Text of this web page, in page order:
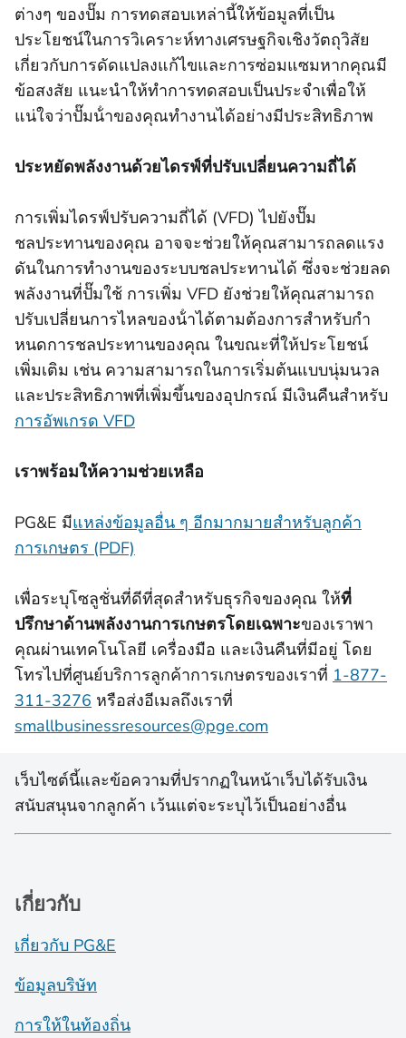
ต่างๆ ของปั๊ม การทดสอบเหล่านี้ให้ข้อมูลที่เป็น
ประโยชน์ในการวิเคราะห์ทางเศรษฐกิจเชิงวัตถุวิสัย
เกี่ยวกับการดัดแปลงแก้ไขและการซ่อมแซมหากคุณมี
ข้อสงสัย แนะนําให้ทําการทดสอบเป็นประจําเพื่อให้
แน่ใจว่าปั๊มน้ําของคุณทํางานได้อย่างมีประสิทธิภาพ
ประหยัดพลังงานด้วยไดรฟ์ที่ปรับเปลี่ยนความถี่ได้
การเพิ่มไดรฟ์ปรับความถี่ได้ (VFD) ไปยังปั๊ม
ชลประทานของคุณ อาจจะช่วยให้คุณสามารถลดแรง
ดันในการทํางานของระบบชลประทานได้ ซึ่งจะช่วยลด
พลังงานที่ปั๊มใช้ การเพิ่ม VFD ยังช่วยให้คุณสามารถ
ปรับเปลี่ยนการไหลของน้ําได้ตามต้องการสําหรับกํา
หนดการชลประทานของคุณ ในขณะที่ให้ประโยชน์
เพิ่มเติม เช่น ความสามารถในการเริ่มต้นแบบนุ่มนวล
และประสิทธิภาพที่เพิ่มขึ้นของอุปกรณ์ มีเงินคืนสําหรับ
การอัพเกรด VFD
เราพร้อมให้ความช่วยเหลือ
PG&E มีแหล่งข้อมูลอื่น ๆ อีกมากมายสําหรับลูกค้า
การเกษตร (PDF)
เพื่อระบุโซลูชั่นที่ดีที่สุดสําหรับธุรกิจของคุณ ให้ที่
ปรึกษาด้านพลังงานการเกษตรโดยเฉพาะของเราพา
คุณผ่านเทคโนโลยี เครื่องมือ และเงินคืนที่มีอยู่ โดย
โทรไปที่ศูนย์บริการลูกค้าการเกษตรของเราที่ 1-877-
311-3276 หรือส่งอีเมลถึงเราที่
smallbusinessresources@pge.com
เว็บไซต์นี้และข้อความที่ปรากฏในหน้าเว็บได้รับเงิน
สนับสนุนจากลูกค้า เว้นแต่จะระบุไว้เป็นอย่างอื่น
เกี่ยวกับ
เกี่ยวกับ PG&E
ข้อมูลบริษัท
การให้ในท้องถิ่น